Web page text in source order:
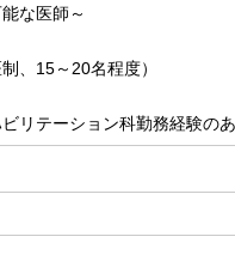
な医師～
、15～20名程度）
テーション科勤務経験の